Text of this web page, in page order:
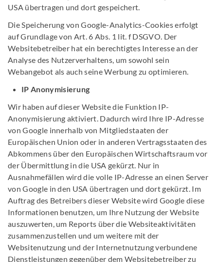
USA übertragen und dort gespeichert.
Die Speicherung von Google-Analytics-Cookies erfolgt
auf Grundlage von Art. 6 Abs. 1 lit. f DSGVO. Der
Websitebetreiber hat ein berechtigtes Interesse an der
Analyse des Nutzerverhaltens, um sowohl sein
Webangebot als auch seine Werbung zu optimieren.
IP Anonymisierung
Wir haben auf dieser Website die Funktion IP-
Anonymisierung aktiviert. Dadurch wird Ihre IP-Adresse
von Google innerhalb von Mitgliedstaaten der
Europäischen Union oder in anderen Vertragsstaaten des
Abkommens über den Europäischen Wirtschaftsraum vor
der Übermittlung in die USA gekürzt. Nur in
Ausnahmefällen wird die volle IP-Adresse an einen Server
von Google in den USA übertragen und dort gekürzt. Im
Auftrag des Betreibers dieser Website wird Google diese
Informationen benutzen, um Ihre Nutzung der Website
auszuwerten, um Reports über die Websiteaktivitäten
zusammenzustellen und um weitere mit der
Websitenutzung und der Internetnutzung verbundene
Dienstleistungen gegenüber dem Websitebetreiber zu